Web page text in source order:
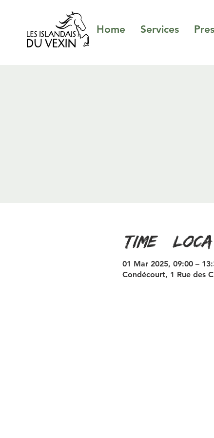
Home Services
Time &
01 Mar 2025, 09:00 –
Condécourt, 1 Rue des